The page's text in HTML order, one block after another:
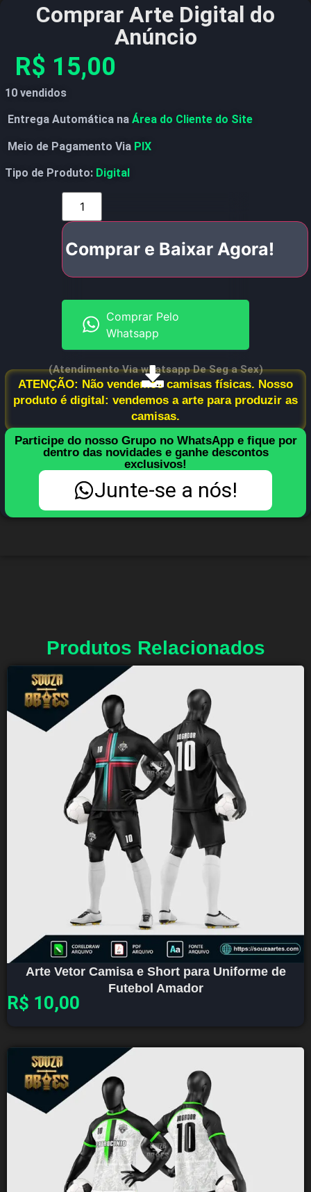
Comprar Arte Digital do
Anúncio
R$ 15,00
10 vendidos
Entrega Automática na Área do Cliente do Site
Meio de Pagamento Via PIX
Tipo de Produto: Digital
Comprar e Baixar Agora!
Comprar Pelo
Whatsapp
(Atendimento Via whatsapp De Seg a Sex)
ATENÇÃO: Não vendemos camisas físicas. Nosso
produto é digital: vendemos a arte para produzir as
camisas.
Participe do nosso Grupo no WhatsApp e fique por
dentro das novidades e ganhe descontos
exclusivos!
Junte-se a nós!
Produtos Relacionados
Arte Vetor Camisa e Short para Uniforme de
Futebol Amador
R$ 10,00